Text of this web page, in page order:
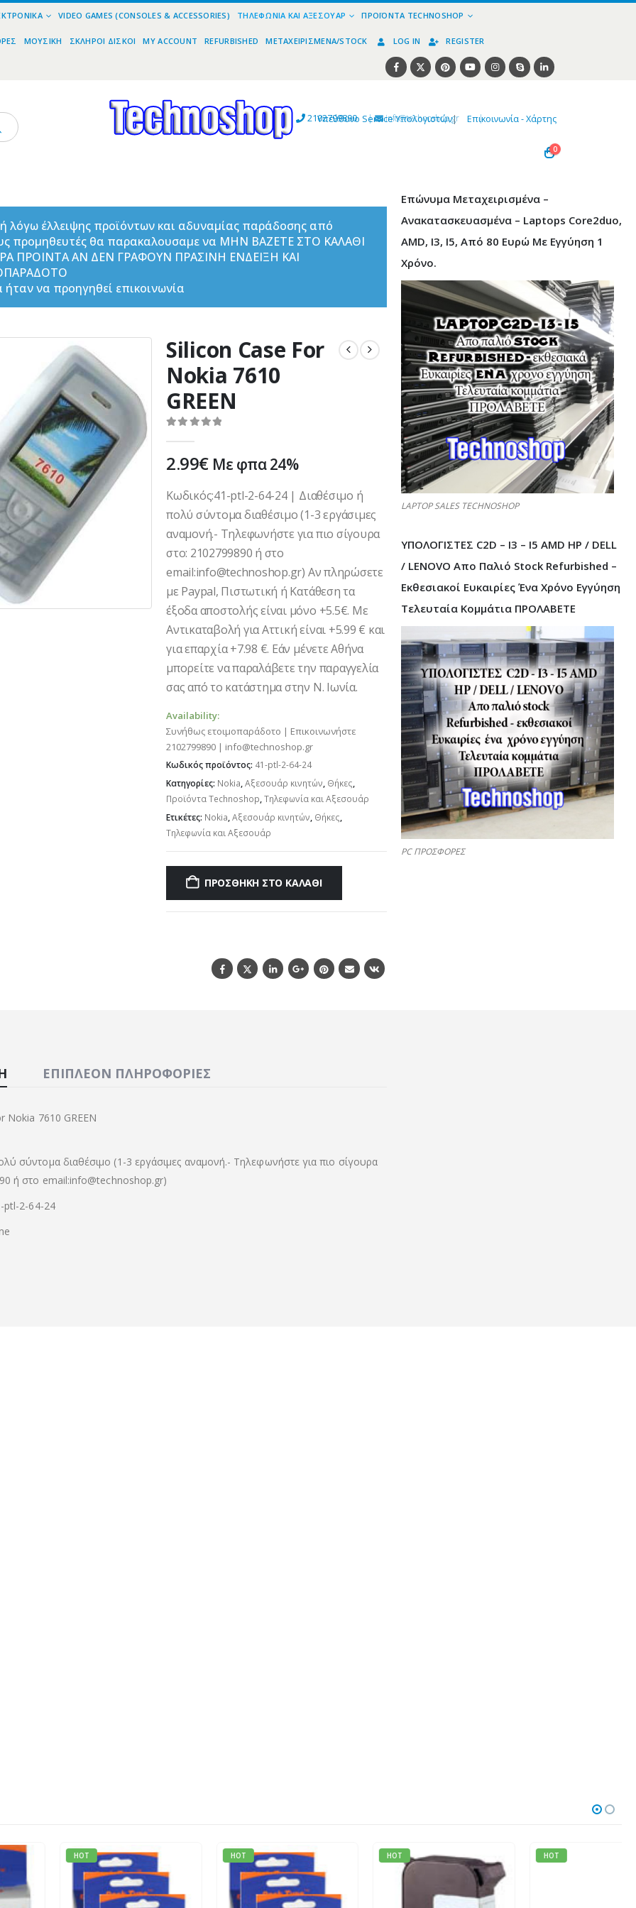
VIDEO GAMES (CONSOLES & ACCESSORIES) ΤΗΛΕΦΩΝΊΑ ΚΑΙ ΑΞΕΣΟΥΆΡ ΠΡΟΪΌΝΤΑ TECHNOSHOP
ΜΟΥΣΙΚΉ ΣΚΛΗΡΟΊ ΔΊΣΚΟΙ MY ACCOUNT REFURBISHED ΜΕΤΑΧΕΙΡΙΣΜΈΝΑ/STOCK LOG IN REGISTER
2102799890 | info@technoshop,gr |
Υπεύθυνο Service Υπολογιστών| Επικοινωνία - Χάρτης
0
λόγω έλλειψης προϊόντων και αδυναμίας παράδοσης από
προμηθευτές θα παρακαλουσαμε να ΜΗΝ ΒΑΖΕΤΕ ΣΤΟ ΚΑΛΑΘΙ
ΠΡΟΙΝΤΑ ΑΝ ΔΕΝ ΓΡΑΦΟΥΝ ΠΡΑΣΙΝΗ ΕΝΔΕΙΞΗ ΚΑΙ
ήταν να προηγηθεί επικοινωνία
Silicon Case For
Nokia 7610
GREEN
2.99€ Με φπα 24%
Κωδικός:41-ptl-2-64-24 | Διαθέσιμο ή
πολύ σύντομα διαθέσιμο (1-3 εργάσιμες
αναμονή.- Τηλεφωνήστε για πιο σίγουρα
στο: 2102799890 ή στο
email:info@technoshop.gr) Αν πληρώσετε
με Paypal, Πιστωτική ή Κατάθεση τα
έξοδα αποστολής είναι μόνο +5.5€. Με
Αντικαταβολή για Αττική είναι +5.99 € και
για επαρχία +7.98 €. Εάν μένετε Αθήνα
μπορείτε να παραλάβετε την παραγγελία
σας από το κατάστημα στην Ν. Ιωνία.
Availability:
Συνήθως ετοιμοπαράδοτο | Επικοινωνήστε
2102799890 | info@technoshop.gr
Κωδικός προϊόντος: 41-ptl-2-64-24
Κατηγορίες: Nokia,Αξεσουάρ κινητών, Θήκες,
Προϊόντα Technoshop,Τηλεφωνία και Αξεσουάρ
Ετικέτες: Nokia,Αξεσουάρ κινητών, Θήκες,
Τηλεφωνία και Αξεσουάρ
ΠΡΟΣΘΉΚΗ ΣΤΟ ΚΑΛΆΘΙ
ΕΠΙΠΛΈΟΝ ΠΛΗΡΟΦΟΡΊΕΣ
Nokia 7610 GREEN
σύντομα διαθέσιμο (1-3 εργάσιμες αναμονή.- Τηλεφωνήστε για πιο σίγουρα
ή στο email:info@technoshop.gr)
ptl-2-64-24
Επώνυμα Μεταχειρισμένα –
Ανακατασκευασμένα – Laptops Core2duo,
AMD, I3, I5, Από 80 Ευρώ Με Εγγύηση 1
Χρόνο.
LAPTOP SALES TECHNOSHOP
ΥΠΟΛΟΓΙΣΤΕΣ C2D – I3 – I5 AMD HP / DELL
/ LENOVO Απο Παλιό Stock Refurbished –
Εκθεσιακοί Ευκαιρίες Ένα Χρόνο Εγγύηση
Τελευταία Κομμάτια ΠΡΟΛΑΒΕΤΕ
PC ΠΡΟΣΦΟΡΕΣ
HOT